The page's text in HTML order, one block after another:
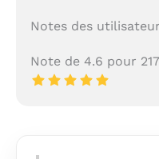
Notes des
Note de 4.6 pour